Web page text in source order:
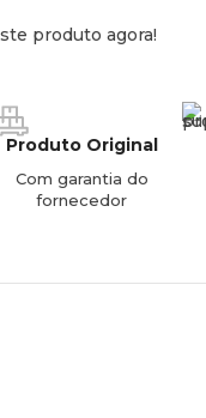
produto agora!
Produto Original
Com garantia do
fornecedor